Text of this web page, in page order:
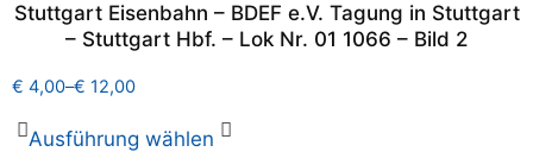
Stuttgart Eisenbahn – BDEF e.V. Tagung in Stuttgart
– Stuttgart Hbf. – Lok Nr. 01 1066 – Bild 2
€ 4,00–€ 12,00
Ausführung wählen